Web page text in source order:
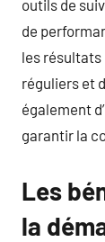
outils de
de
les
réguliers et
également
garantir la
Les
la